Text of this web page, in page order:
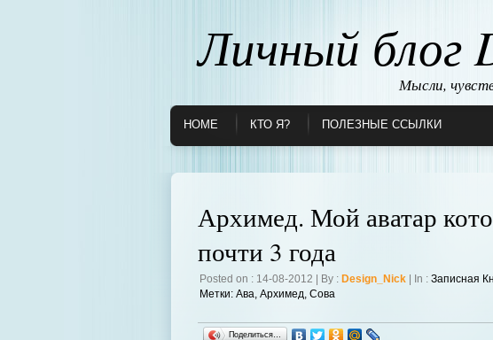
Личный блог
Мысли,
HOME КТО Я? ПОЛЕЗНЫЕ ССЫЛКИ
Архимед. Мой аватар
почти 3 года
Posted on : 14-08-2012 | By : Design_Nick | In : Записная
Метки: Ава, Архимед, Сова
Поделиться…